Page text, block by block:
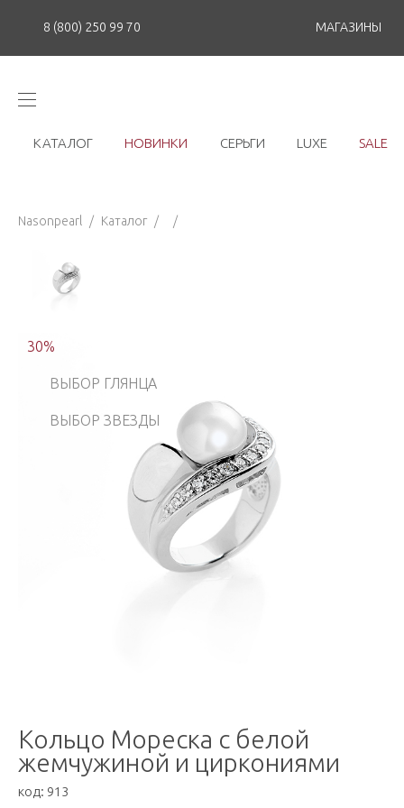
8 (800) 250 99 70 МАГАЗИНЫ
КАТАЛОГ НОВИНКИ СЕРЬГИ LUXE SALE
Nasonpearl / Каталог / /
30%
ВЫБОР ГЛЯНЦА
ВЫБОР ЗВЕЗДЫ
Кольцо Мореска с белой
жемчужиной и циркониями
код: 913